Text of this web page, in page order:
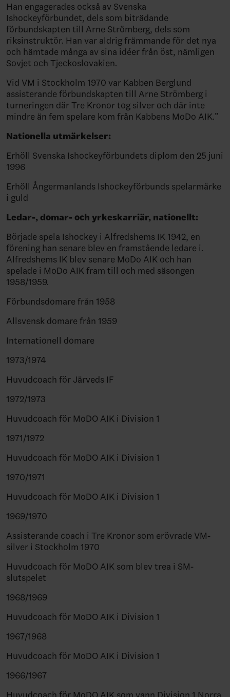
Han engagerades också av Svenska
Ishockeyförbundet, dels som biträdande
förbundskapten till Arne Strömberg, dels som
riksinstruktör. Han var aldrig främmande för det nya
och hämtade många av sina idéer från öst, nämligen
Sovjet och Tjeckoslovakien.
Vid VM i Stockholm 1970 var Kabben Berglund
assisterande förbundskapten till Arne Strömberg i
turneringen där Tre Kronor tog silver och där inte
mindre än fem spelare kom från Kabbens MoDo AIK.”
Nationella utmärkelser:
Erhöll Svenska Ishockeyförbundets diplom den 25 juni
1996
Erhöll Ångermanlands Ishockeyförbunds spelarmärke
i guld
Ledar-, domar- och yrkeskarriär, nationellt:
Började spela Ishockey i Alfredshems IK 1942, en
förening han senare blev en framstående ledare i.
Alfredshems IK blev senare MoDo AIK och han
spelade i MoDo AIK fram till och med säsongen
1958/1959.
Förbundsdomare från 1958
Allsvensk domare från 1959
Internationell domare
1973/1974
Huvudcoach för Järveds IF
1972/1973
Huvudcoach för MoDO AIK i Division 1
1971/1972
Huvudcoach för MoDO AIK i Division 1
1970/1971
Huvudcoach för MoDO AIK i Division 1
1969/1970
Assisterande coach i Tre Kronor som erövrade VM-
silver i Stockholm 1970
Huvudcoach för MoDO AIK som blev trea i SM-
slutspelet
1968/1969
Huvudcoach för MoDO AIK i Division 1
1967/1968
Huvudcoach för MoDO AIK i Division 1
1966/1967